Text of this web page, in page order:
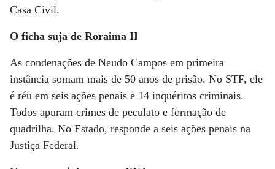
Casa Civil.
O ficha suja de Roraima II
As condenações de Neudo Campos em primeira
instância somam mais de 50 anos de prisão. No STF, ele
é réu em seis ações penais e 14 inquéritos criminais.
Todos apuram crimes de peculato e formação de
quadrilha. No Estado, responde a seis ações penais na
Justiça Federal.